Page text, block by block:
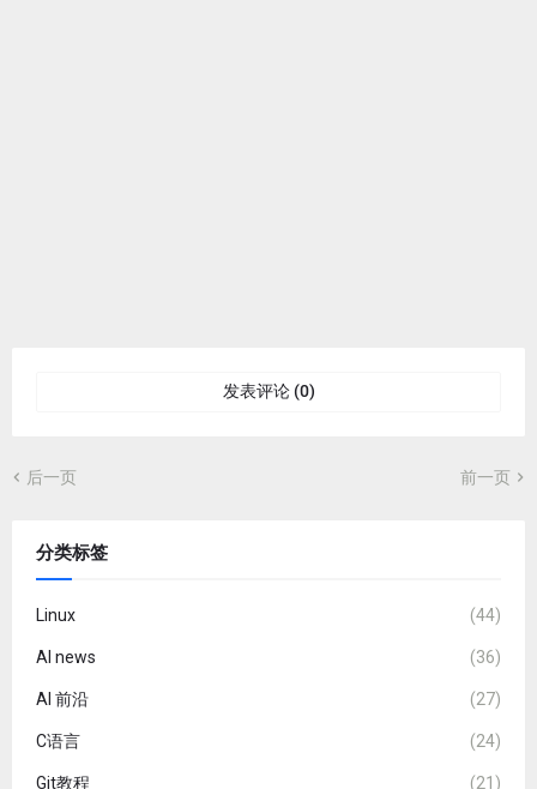
发表评论 (0)
后一页 前一页
分类标签
Linux (44)
AI news (36)
AI 前沿 (27)
C语言 (24)
Git教程 (21)